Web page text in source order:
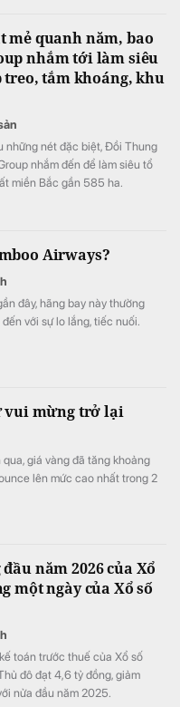
mẻ quanh năm, bao
nhắm tới làm siêu
treo, tắm khoáng, khu
những nét đặc biệt, Đồi Thung
nhắm đến để làm siêu tổ
miền Bắc gần 585 ha.
Airways?
đây, hãng bay này thường
với sự lo lắng, tiếc nuối.
vui mừng trở lại
qua, giá vàng đã tăng khoảng
lên mức cao nhất trong 2
năm 2026 của Xổ
một ngày của Xổ số
toán trước thuế của Xổ số
đô đạt 4,6 tỷ đồng, giảm
nửa đầu năm 2025.